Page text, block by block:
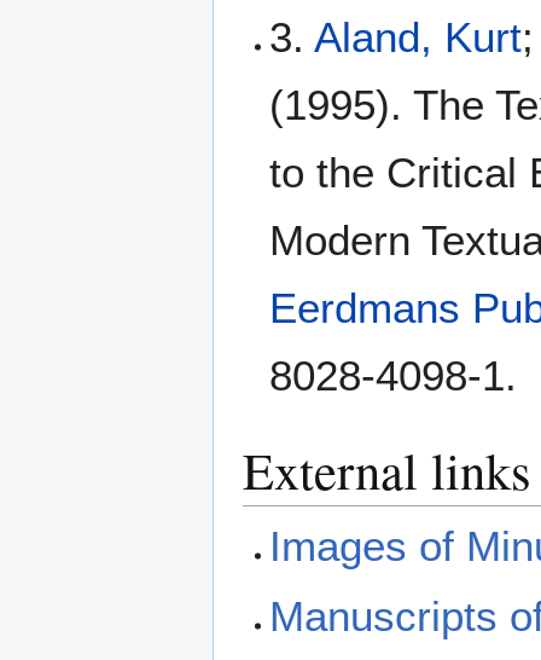
3.Aland, Kurt
(1995). The
to the Critical
Modern
Eerdmans
8028-4098-1.
External links
Images of
Manuscripts